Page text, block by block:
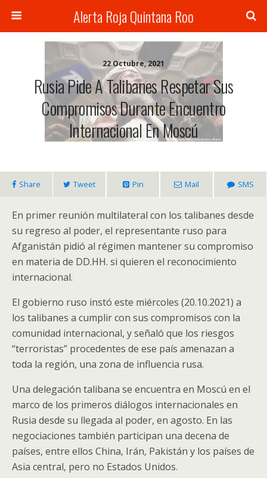
Alerta Roja Quintana Roo
22 Octubre, 2021
Rusia Pide A Talibanes Respetar Sus
Compromisos Durante Encuentro
Internacional En Moscú
Share Tweet Pin Mail SMS
En primer reunión multilateral con los talibanes desde
su regreso al poder, el representante ruso para
Afganistán pidió al régimen mantener su compromiso
en materia de DD.HH. si quieren el reconocimiento
internacional.
El gobierno ruso instó este miércoles (20.10.2021) a
los talibanes a cumplir con sus compromisos con la
comunidad internacional, y señaló que los riesgos
“terroristas” procedentes de ese país amenazan a
toda la región, una zona de influencia rusa.
Una delegación talibana se encuentra en Moscú en el
marco de los primeros diálogos internacionales en
Rusia desde su llegada al poder, en agosto. En las
negociaciones también participan una decena de
países, entre ellos China, Irán, Pakistán y los países de
Asia central, pero no Estados Unidos.